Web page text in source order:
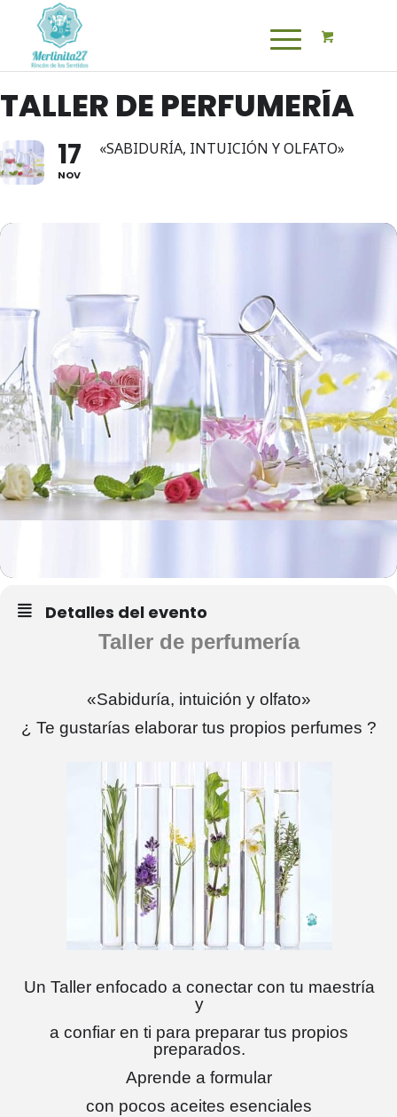
TALLER DE PERFUMERÍA
17
NOV
«SABIDURÍA, INTUICIÓN Y OLFATO»
Detalles del evento
Taller de perfumería
«Sabiduría, intuición y olfato»
¿ Te gustarías elaborar tus propios perfumes ?
Un Taller enfocado a conectar con tu maestría
y
a confiar en ti para preparar tus propios
preparados.
Aprende a formular
con pocos aceites esenciales